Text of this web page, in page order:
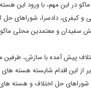
دادسرا، شوراهای حل
و معتمدین محلی ماکو
پیش آمده با سازش، طرفین
این اقدام شایسته هسته های
شوراهای حل اختلاف و هسته